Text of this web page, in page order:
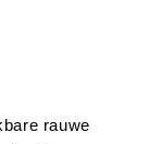
rauwe